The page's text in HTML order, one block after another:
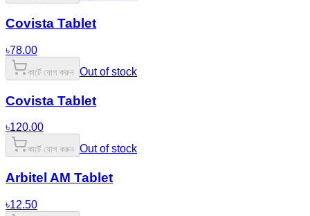
Covista Tablet
৳78.00
কার্টে যোগ করুন Out of stock
Covista Tablet
৳120.00
কার্টে যোগ করুন Out of stock
Arbitel AM Tablet
৳12.50